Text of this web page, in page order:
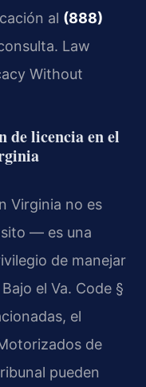
al (888)
Law
Without
de licencia en el
Virginia no es
— es una
de manejar
el Va. Code §
el
de
pueden